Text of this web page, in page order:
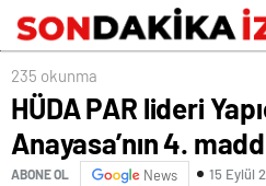
235 okunma
HÜDA PAR lideri
Anayasa’nın 4.
ABONE OL News 15 Eylül